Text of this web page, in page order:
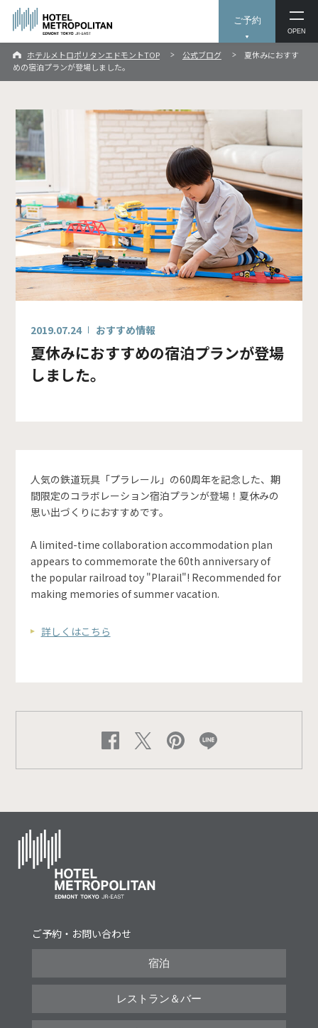
ご予約
OPEN
ホテルメトロポリタンエドモントTOP 公式ブログ
夏休みにおすす
めの宿泊プランが登場しました。
2019.07.24 おすすめ情報
夏休みにおすすめの宿泊プランが登場
しました。
人気の鉄道玩具「プラレール」の60周年を記念した、期
間限定のコラボレーション宿泊プランが登場！夏休みの
思い出づくりにおすすめです。
A limited-time collaboration accommodation plan
appears to commemorate the 60th anniversary of
the popular railroad toy "Plarail"! Recommended for
making memories of summer vacation.
詳しくはこちら
ご予約・お問い合わせ
宿泊
レストラン＆バー